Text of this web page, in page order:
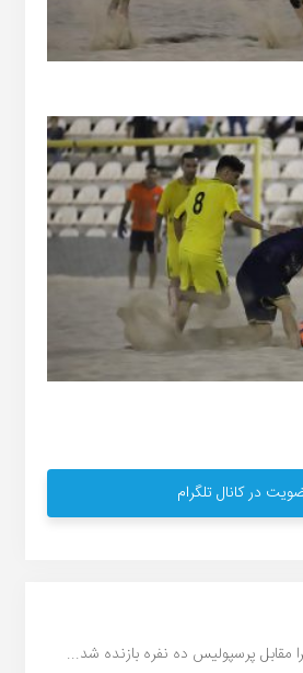
در کانال تلگرام
مقابل پرسپولیس ده نفره بازنده شد...